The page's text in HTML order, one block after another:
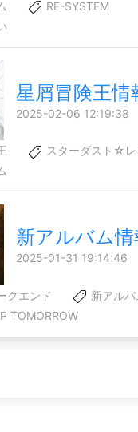
RE-SYSTEM
星屑冒険王情
2025-02-06 12:19:38
スターダスト☆レ
新アルバム情
2025-01-31 19:14:46
クエンド
新アルバ
TOMORROW